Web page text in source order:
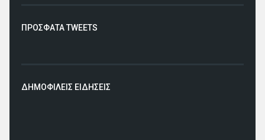
ΠΡΟΣΦΑΤΑ TWEETS
ΔΗΜΟΦΙΛΕΙΣ ΕΙΔΗΣΕΙΣ